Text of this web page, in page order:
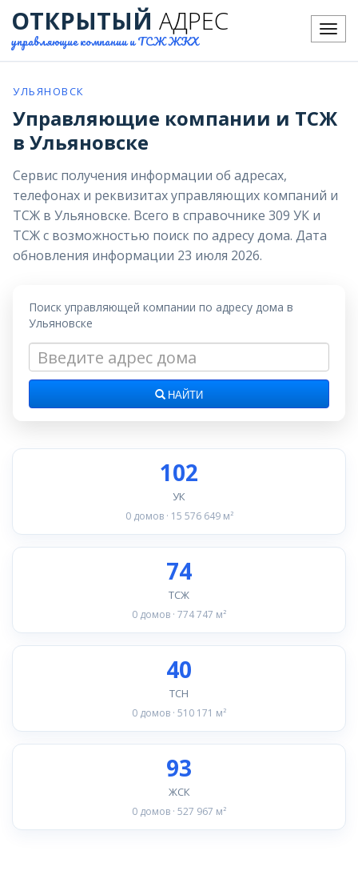
Меню
ОТКРЫТЫЙ АДРЕС
управляющие компании и ТСЖ ЖКХ
УЛЬЯНОВСК
Управляющие компании и ТСЖ
в Ульяновске
Сервис получения информации об адресах,
телефонах и реквизитах управляющих компаний и
ТСЖ в Ульяновске. Всего в справочнике 309 УК и
ТСЖ с возможностью поиск по адресу дома. Дата
обновления информации 23 июля 2026.
Поиск управляющей компании по адресу дома в
Ульяновске
НАЙТИ
102
УК
0 домов · 15 576 649 м²
74
ТСЖ
0 домов · 774 747 м²
40
ТСН
0 домов · 510 171 м²
93
ЖСК
0 домов · 527 967 м²